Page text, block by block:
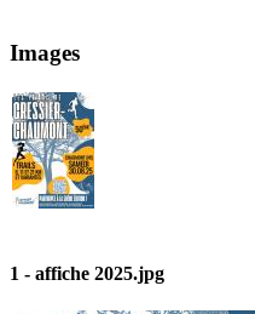
Images
1 - affiche 2025.jpg